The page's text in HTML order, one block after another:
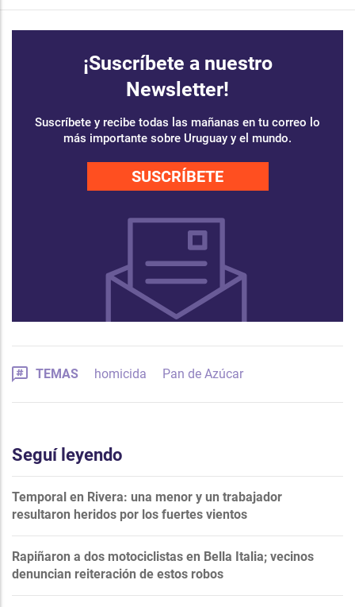
¡Suscríbete a nuestro
Newsletter!
Suscríbete y recibe todas las mañanas en tu correo lo
más importante sobre Uruguay y el mundo.
SUSCRÍBETE
TEMAS homicida Pan de Azúcar
Seguí leyendo
Temporal en Rivera: una menor y un trabajador
resultaron heridos por los fuertes vientos
Rapiñaron a dos motociclistas en Bella Italia; vecinos
denuncian reiteración de estos robos